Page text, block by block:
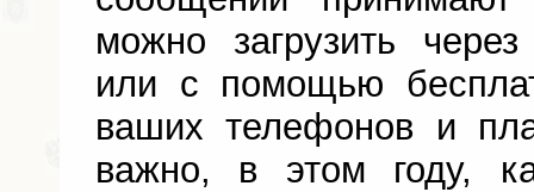
можно загрузить
или с помощью
ваших телефонов и
важно, в этом году,